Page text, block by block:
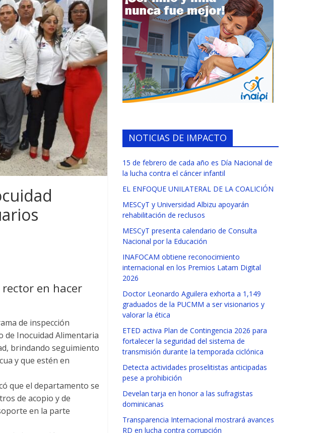
en hacer
de inspección
de Inocuidad Alimentaria
brindando seguimiento
y que estén en
que el departamento se
de acopio y de
en la parte
NOTICIAS DE IMPACTO
15 de febrero de cada año es Día Nacional de
la lucha contra el cáncer infantil
EL ENFOQUE UNILATERAL DE LA COALICIÓN
MESCyT y Universidad Albizu apoyarán
rehabilitación de reclusos
MESCyT presenta calendario de Consulta
Nacional por la Educación
INAFOCAM obtiene reconocimiento
internacional en los Premios Latam Digital
2026
Doctor Leonardo Aguilera exhorta a 1,149
graduados de la PUCMM a ser visionarios y
valorar la ética
ETED activa Plan de Contingencia 2026 para
fortalecer la seguridad del sistema de
transmisión durante la temporada ciclónica
Detecta actividades proselitistas anticipadas
pese a prohibición
Develan tarja en honor a las sufragistas
dominicanas
Transparencia Internacional mostrará avances
RD en lucha contra corrupción